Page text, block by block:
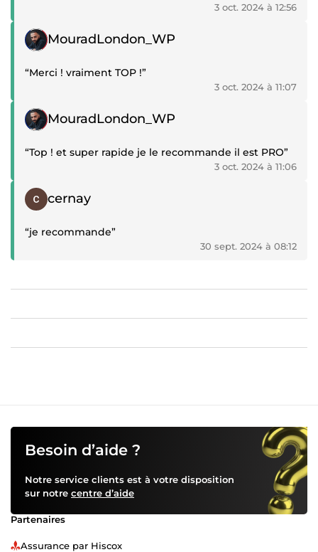
3 oct. 2024 à 12:56
Témoignage positif
MouradLondon_WP
“Merci ! vraiment TOP !”
3 oct. 2024 à 11:07
Témoignage positif
MouradLondon_WP
“Top ! et super rapide je le recommande il est PRO”
3 oct. 2024 à 11:06
Témoignage positif
cernay
“je recommande”
30 sept. 2024 à 08:12
Besoin d’aide ?
Notre service clients est à votre disposition
sur notre centre d’aide
Partenaires
Assurance par Hiscox